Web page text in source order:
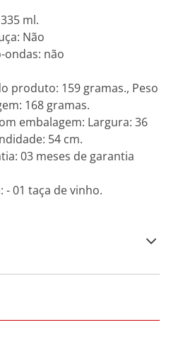
ml.
Não
ondas: não
produto: 159 gramas., Peso
168 gramas.
embalagem: Largura: 36
54 cm.
03 meses de garantia
- 01 taça de vinho.